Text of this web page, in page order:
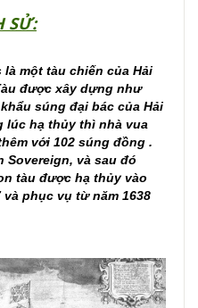
SỬ:
là một tàu chiến của Hải
được xây dựng như
súng đại bác của Hải
lúc hạ thủy thì nhà vua
với 102 súng đồng .
Sovereign, và sau đó
tàu được hạ thủy vào
và phục vụ từ năm 1638